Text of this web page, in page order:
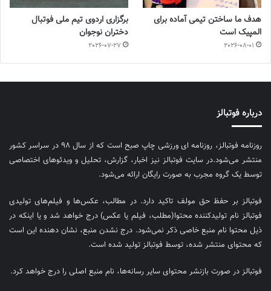
هدف ما ساختن تیمی آماده برای
المپیک است
2026-08-01
برگزاری اردوی تیم ملی فوتبال
دختران نوجوان
2026-07-27
درباره فوتبالز
روزنامه فوتبالز، روزنامه ای ورزشی چاپ صبح است که از سال ۹۸ در سراسر کشور
منتشر می‌شود.در سایت فوتبالز نیز اخبار، گزارش، تحلیل و ویدئوهای اختصاصی
توسط یک گروه مجرب به صورت رایگان ارائه می‌شود.
فوتبالز بر حفظ حق مولف تاکید دارد. در مطالب، عکس‌ها و فیلم‌های تولیدی
فوتبالز نام تولیدکننده محتوا(مطلب، فیلم یا عکس) درج خواهد شد و یا اینکه در
ذیل محتوا نام منبع خاصی ذکر نمی‌‎شود. درج نشدن منبع، نشان دهنده این است
که محتوای منتشر شده، توسط فوتبالز تولید شده است.
فوتبالز در صورت بازنشر محتوای سایر رسانه‌ها، نام منبع اصلی را درج خواهد کرد.